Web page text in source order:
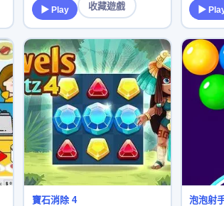
▶ Play 收藏遊戲 ▶
寶石消除 4 泡泡射